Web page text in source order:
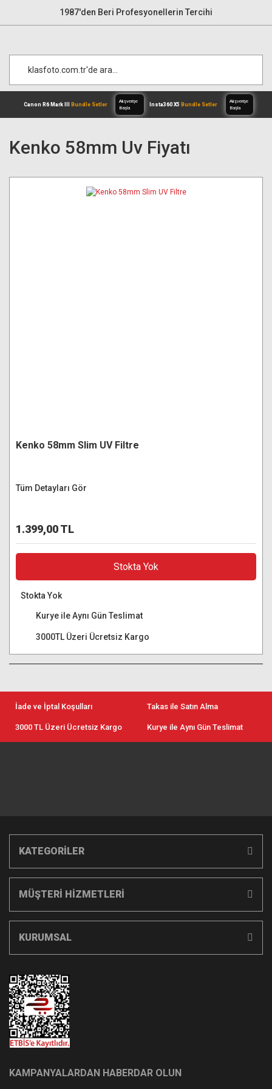
1987'den Beri Profesyonellerin Tercihi
Başla
Kenko 58mm Uv Fiyatı
Kenko 58mm Slim UV Filtre
Tüm Detayları Gör
1.399,00 TL
Stokta Yok
Stokta Yok
Kurye ile Aynı Gün Teslimat
3000TL Üzeri Ücretsiz Kargo
İade ve İptal Koşulları Takas ile Satın Alma
3000 TL Üzeri Ücretsiz Kargo Kurye ile Aynı Gün Teslimat
KATEGORİLER
MÜŞTERİ HİZMETLERİ
KURUMSAL
KAMPANYALARDAN HABERDAR OLUN